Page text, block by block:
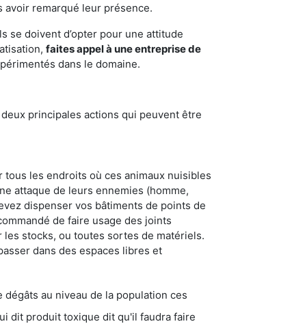
remarqué leur présence.
se doivent d’opter pour une attitude
faites appel à une entreprise de
dans le domaine.
principales actions qui peuvent être
les endroits où ces animaux nuisibles
attaque de leurs ennemies (homme,
dispenser vos bâtiments de points de
de faire usage des joints
stocks, ou toutes sortes de matériels.
dans des espaces libres et
de la population ces
qu'il faudra faire